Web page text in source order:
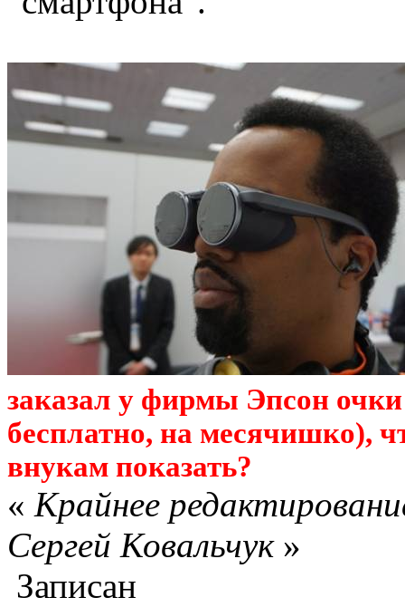
заказал у фирмы Эпсон
бесплатно, на месячишко),
внукам показать?
« Крайнее
Сергей Ковальчук»
Записан